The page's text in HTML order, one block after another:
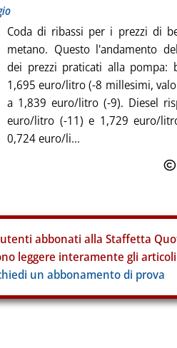
Coda di ribassi per i prezzi di
metano. Questo l'andamento
dei prezzi praticati alla pompa:
1,695 euro/litro (-8 millesimi,
a 1,839 euro/litro (-9). Diesel
euro/litro (-11) e 1,729 euro/
0,724 euro/li...
utenti abbonati alla Staffetta
leggere interamente gli
un abbonamento di prova